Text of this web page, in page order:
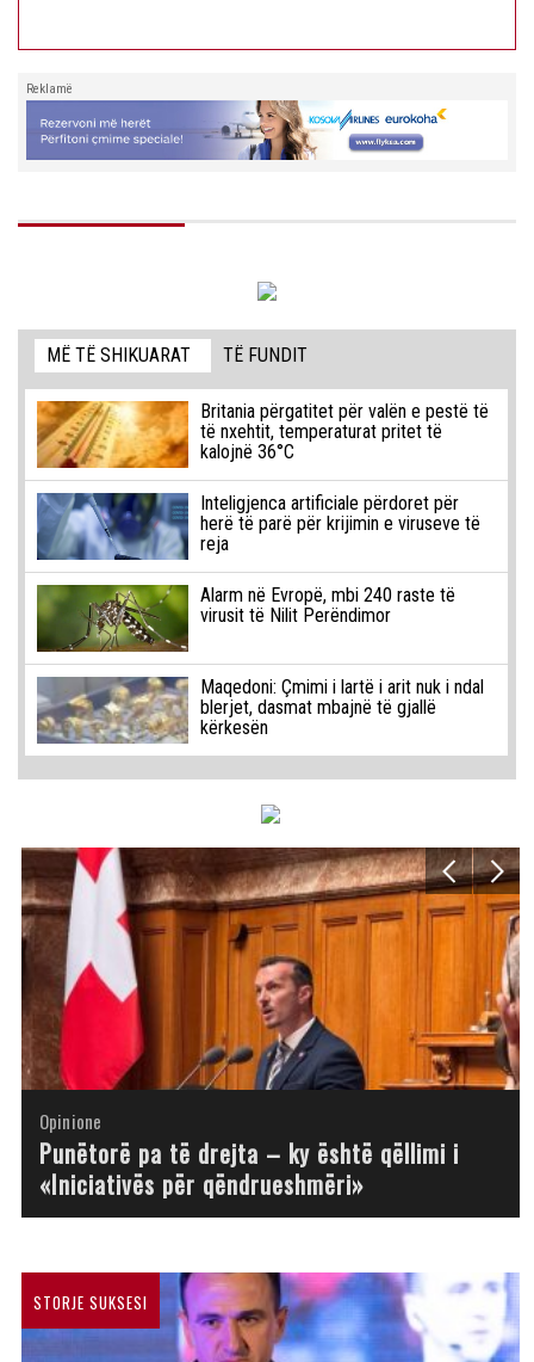
Reklamë
MË TË SHIKUARAT TË FUNDIT
Britania përgatitet për valën e pestë të
të nxehtit, temperaturat pritet të
kalojnë 36°C
Inteligjenca artificiale përdoret për
herë të parë për krijimin e viruseve të
reja
Alarm në Evropë, mbi 240 raste të
virusit të Nilit Perëndimor
Maqedoni: Çmimi i lartë i arit nuk i ndal
blerjet, dasmat mbajnë të gjallë
kërkesën
Opinione
Opinione
Punëtorë pa të drejta – ky është qëllimi i
«Iniciativës për qëndrueshmëri»
Opinione
Opinione
Opinione
Opinione
Opinione
Opinione
STORJE SUKSESI